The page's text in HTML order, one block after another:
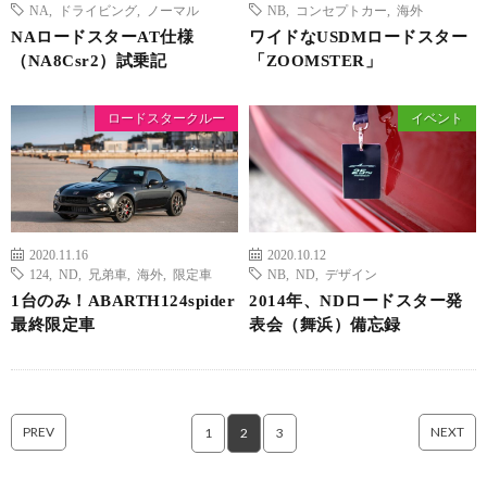
NA
ドライビング ノーマル
NAロードスターAT仕様
（NA8Csr2）試乗記
NB
コンセプトカー 海外
ワイドなUSDMロードスター
「ZOOMSTER」
ロードスタークルー
2020.11.16
124
ND 兄弟車 海外 限定車
1台のみ！ABARTH124spider
最終限定車
イベント
2020.10.12
NB
ND デザイン
2014年、NDロードスター発
表会（舞浜）備忘録
PREV 1 2 3 NEXT